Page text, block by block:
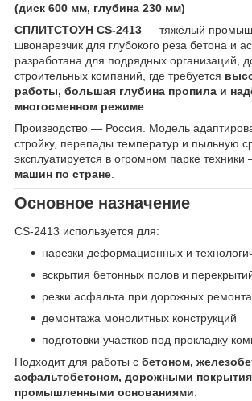
(диск 600 мм, глубина 230 мм)
СПЛИТСТОУН CS-2413 — тяжёлый
швонарезчик для глубокого реза бетона и
разработана для подрядных организаций,
строительных компаний, где требуется
работы, большая глубина пропила и
многосменном режиме
Производство — Россия. Модель
стройку, перепады температур и пыльную
эксплуатируется в огромном парке техники
машин по стране
Основное назначение
CS-2413 используется для:
нарезки деформационных и
вскрытия бетонных полов и
резки асфальта при дорожных
демонтажа монолитных конструкций
подготовки участков под прокладку
Подходит для работы с бетоном,
асфальтобетоном, дорожными
промышленными основаниями.